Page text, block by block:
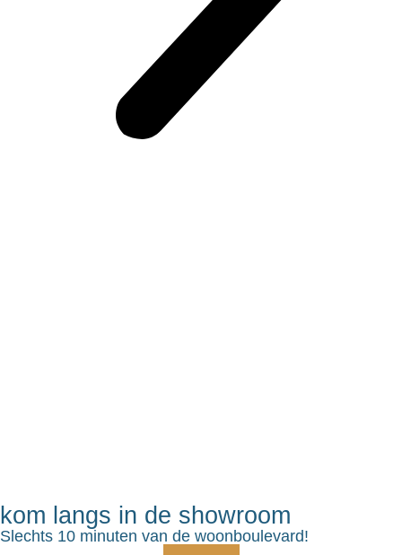
kom langs in de showroom
Slechts 10 minuten van de woonboulevard!